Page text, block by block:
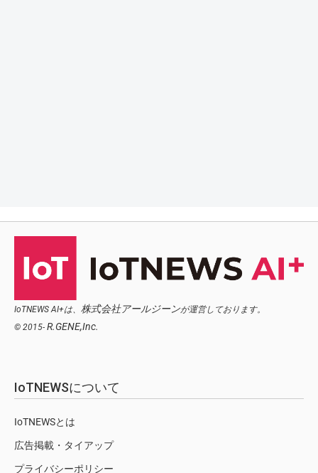
IoTNEWS AI+は、 株式会社アールジーンが運営しております。
© 2015- R.GENE,Inc.
IoTNEWSについて
IoTNEWSとは
広告掲載・タイアップ
プライバシーポリシー